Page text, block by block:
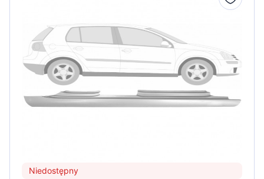
Niedostępny